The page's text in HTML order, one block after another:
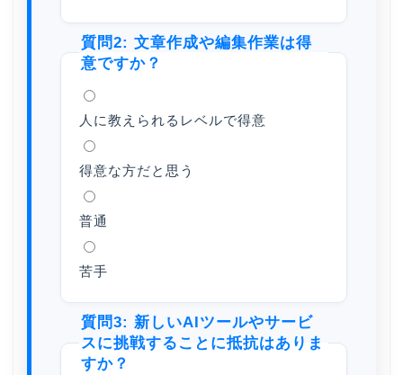
質問2: 文章作成や編集作業は得
意ですか？
人に教えられるレベルで得意
得意な方だと思う
普通
苦手
質問3: 新しいAIツールやサービ
スに挑戦することに抵抗はありま
すか？